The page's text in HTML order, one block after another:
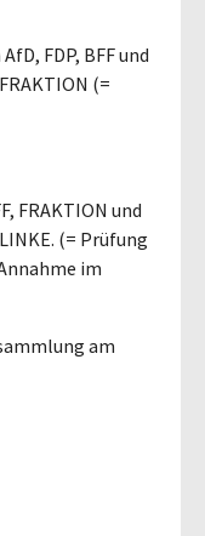
FDP, BFF und
(=
FRAKTION und
(= Prüfung
im
am